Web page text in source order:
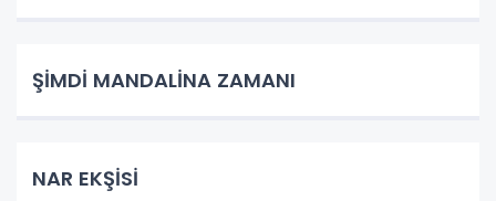
ŞİMDİ MANDALİNA ZAMANI
NAR EKŞİSİ